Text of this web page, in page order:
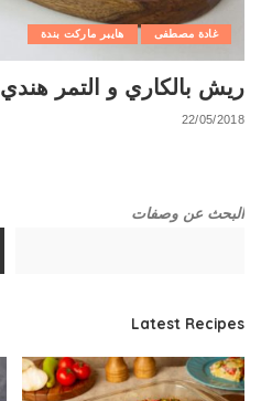
غادة مصطفى هايبر ماركت بندة
ريش بالكاري و التمر هندي
22/05/2018
البحث عن وصفات
Latest Recipes